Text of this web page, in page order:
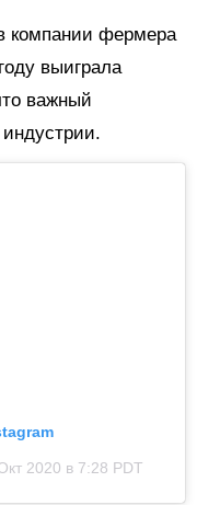
компании фермера
выиграла
важный
индустрии.
2020 в 7:28 PDT